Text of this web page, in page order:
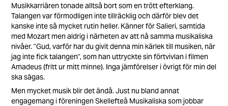
Musikkarriären tonade alltså bort som en trött efterklang.
Talangen var förmodligen inte tillräcklig och därför blev det
kanske inte så mycket rutin heller. Känner för Salieri, samtida
med Mozart men aldrig i närheten av att nå samma musikaliska
nivåer. "Gud, varför har du givit denna min kärlek till musiken, när
jag inte fick talangen", som han uttryckte sin förtvivlan i filmen
Amadeus (fritt ur mitt minne). Inga jämförelser i övrigt för min del
ska sägas.
Men mycket musik blir det ändå. Just nu bland annat
engagemang i föreningen Skellefteå Musikaliska som jobbar